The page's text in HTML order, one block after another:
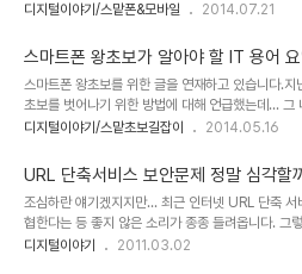
셜네트워크에는 쉴새 없이 올라옵니다. 이미지 출처:
사진을 찍는 건 좀 다른 것 ..
짓으로 사람들의 시선을 이끌던 최고의 마술사. 현실
보같이 저는 제 눈만 의심하곤 했습니다. 그 마술이라
뒤에 숨겨진 치밀히 계획된 - 수많은 사람들의 역할
이 있음을 알지 못했으니 대부분 사람들이 보였을 반
니다. 마술이라는 말의 마술 속에 휩싸여 그 과정을
는 지금도 여전히 그 정도는 다를지 몰라도 어떻게 그
신비로움만으로 나를 변화시키거나 세상을 ..
디지털이야기/스맡폰&모바일 2014.07.21
스마트폰 왕초보가 알아야 할 IT 용어 요
스마트폰 왕초보를 위한 글을 연재하고 있습니다.지
초보를 벗어나기 위한 방법에 대해 언급했는데... 그
요성을 강조했었지요. 사실 그 용어라는 건 접하게 된
만, 적어도 스마트해지고 싶다는 의욕은 있는데... 용
들에게 이정도는 알아야 한다는 생각에서 위키피디
가지 용어를 정리하였습니다. 특히 용어와 함께 많이
및 아이콘을 함께 첨부하여 이해를 돕도록 하였습니
되는 용어를 기본으로 최근 회자되고 있는 용어를 간
디지털이야기/스맡초보길잡이 2014.05.16
URL 단축서비스 보안문제 정말 심각할
조심하란 얘기겠지지만... 최근 인터넷 URL 단축 서
협한다는 등 좋지 않은 소리가 종종 들려옵니다. 그
위터와 페이스북을 위시한 빠른 실시간의 양방향 소
디지털이야기 2011.03.02